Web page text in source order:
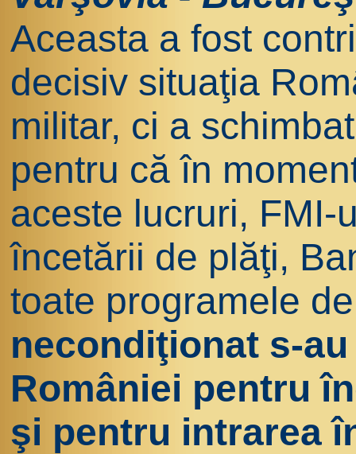
Aceasta a fost
decisiv situaţia
militar, ci a
pentru că în
aceste lucruri, FMI-
încetării de plăţi,
toate programele
necondiţionat s-
României pentru
şi pentru intrarea